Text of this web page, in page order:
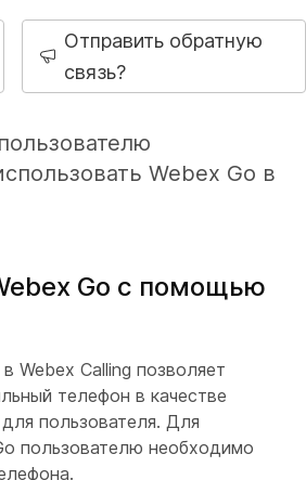
Отправить обратную
связь?
Webex Go в
Go с помощью
Webex Calling позволяет
телефон в качестве
пользователя. Для
пользователю необходимо